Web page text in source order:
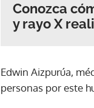
Conozca
y rayo X
Edwin Aizpurúa,
personas por este